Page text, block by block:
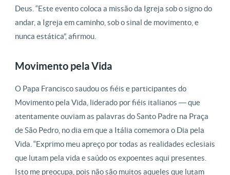
Deus. “Este evento coloca a missão da Igreja sob o signo do
andar, a Igreja em caminho, sob o sinal de movimento, e
nunca estática”, afirmou.
Movimento pela Vida
O Papa Francisco saudou os fiéis e participantes do
Movimento pela Vida, liderado por fiéis italianos ― que
atentamente ouviam as palavras do Santo Padre na Praça
de São Pedro, no dia em que a Itália comemora o Dia pela
Vida. “Exprimo meu apreço por todas as realidades eclesiais
que lutam pela vida e saúdo os expoentes aqui presentes.
Isto me preocupa, pois não são muitos aqueles que lutam